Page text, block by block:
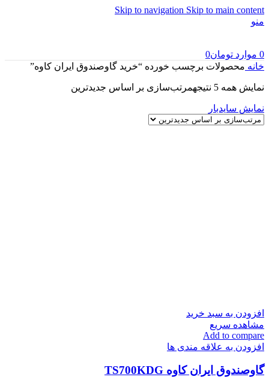
Skip to navigation Skip to main content
منو
0 موارد تومان0
خانه محصولات برچسب خورده “خرید گاوصندوق ایران کاوه”
نمایش همه 5 نتیجه مرتب‌سازی بر اساس جدیدترین
نمایش سایدبار
افزودن به سبد خرید
مشاهده سریع
Add to compare
افزودن به علاقه مندی ها
گاوصندوق ایران کاوه TS700KDG